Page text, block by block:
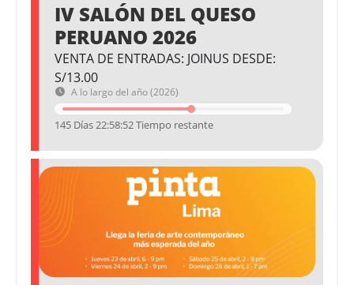
IV SALÓN DEL QUESO
PERUANO 2026
VENTA DE ENTRADAS: JOINUS DESDE:
S/13.00
A lo largo del año (2026)
145 Días 22:58:52 Tiempo restante